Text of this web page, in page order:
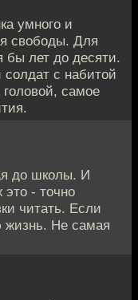
умного и
свободы. Для
бы лет до десяти.
с набитой
самое
до школы. И
- точно
читать. Если
жизнь. Не самая